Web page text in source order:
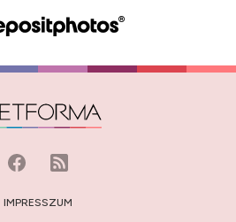
IMPRESSZUM